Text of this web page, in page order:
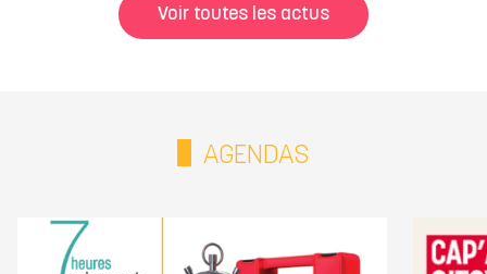
Voir toutes les actus
AGENDAS